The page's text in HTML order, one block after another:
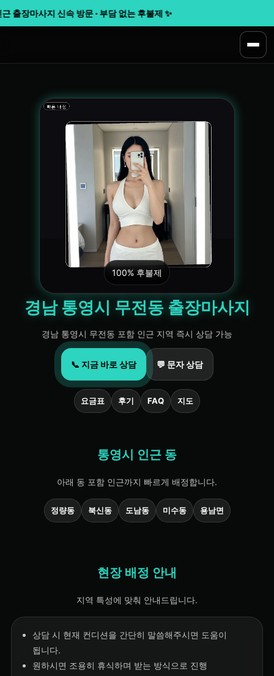
장마사지 신속 방문 · 부담 없는 후불제 ✨
100% 후불제
경남 통영시 무전동 출장마사지
경남 통영시 무전동 포함 인근 지역 즉시 상담 가능
📞 지금 바로 상담 💬 문자 상담
요금표 후기 FAQ 지도
통영시 인근 동
아래 동 포함 인근까지 빠르게 배정합니다.
정량동 북신동 도남동 미수동 용남면
현장 배정 안내
지역 특성에 맞춰 안내드립니다.
상담 시 현재 컨디션을 간단히 말씀해주시면 도움이
됩니다.
원하시면 조용히 휴식하며 받는 방식으로 진행